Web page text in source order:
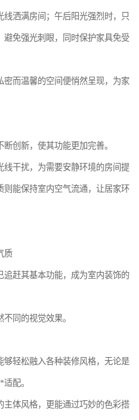
洒满房间；午后阳光强烈时，只
避免强光刺眼，同时保护家具免受
而温馨的空间便悄然呈现，为家
创新，使其功能更加完善。
干扰，为需要安静环境的房间提
能保持室内空气流通，让居家环
质
赶其基本功能，成为室内装饰的
同的视觉效果。
轻松融入各种装修风格，无论是
配。
体风格，更能通过巧妙的色彩搭